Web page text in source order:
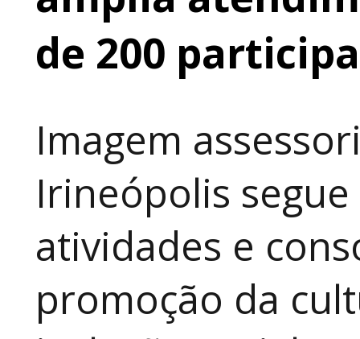
de 200
Imagem
Irineópolis
atividades e
promoção da